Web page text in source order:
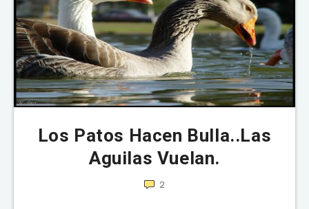
Los Patos Hacen Bulla..Las
Aguilas Vuelan.
2